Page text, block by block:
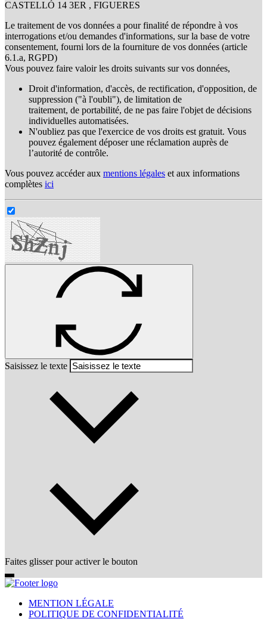
CASTELLÓ 14 3ER , FIGUERES
Le traitement de vos données a pour finalité de répondre à vos
interrogations et/ou demandes d'informations, sur la base de votre
consentement, fourni lors de la fourniture de vos données (article
6.1.a, RGPD)
Vous pouvez faire valoir les droits suivants sur vos données,
Droit d'information, d'accès, de rectification, d'opposition, de
suppression ("à l'oubli"), de limitation de
traitement, de portabilité, de ne pas faire l'objet de décisions
individuelles automatisées.
N'oubliez pas que l'exercice de vos droits est gratuit. Vous
pouvez également déposer une réclamation auprès de
l’autorité de contrôle.
Vous pouvez accéder aux mentions légales et aux informations
complètes ici
Saisissez le texte
Faites glisser pour activer le bouton
MENTION LÉGALE
POLITIQUE DE CONFIDENTIALITÉ